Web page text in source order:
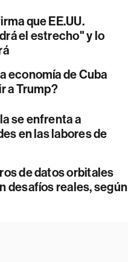
que EE.UU.
el estrecho" y lo
economía de Cuba
a Trump?
se enfrenta a
en las labores de
de datos orbitales
desafíos reales, según